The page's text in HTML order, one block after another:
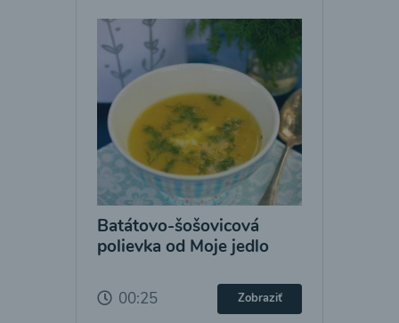
Batátovo-šošovicová
polievka od Moje jedlo
00:25 Zobraziť